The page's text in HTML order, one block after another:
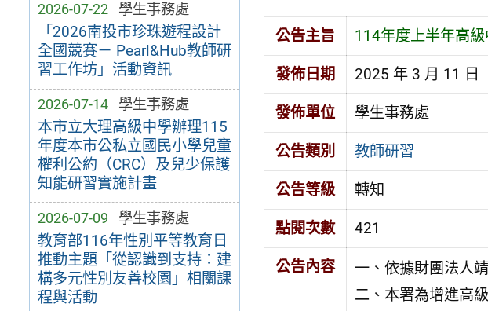
2026-07-22 學生事務處
「2026南投市珍珠遊程設計
全國競賽－ Pearl&Hub教師研
習工作坊」活動資訊
2026-07-14 學生事務處
本市立大理高級中學辦理115
年度本市公私立國民小學兒童
權利公約（CRC）及兒少保護
知能研習實施計畫
2026-07-09 學生事務處
教育部116年性別平等教育日
推動主題「從認識到支持：建
構多元性別友善校園」相關課
程與活動
公告主旨 114年度上半年高
發佈日期 2025 年 3 月 11 日
發佈單位 學生事務處
公告類別 教師研習
公告等級 轉知
點閱次數 421
公告內容
一、依據財團法人
二、本署為增進高